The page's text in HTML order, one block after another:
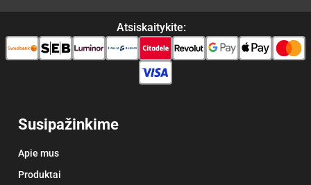
Atsiskaitykite:
Susipažinkime
Apie mus
Produktai